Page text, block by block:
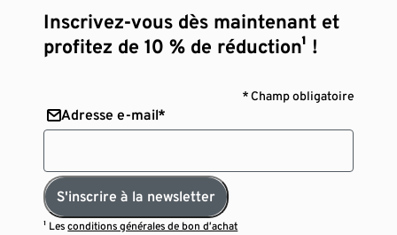
Inscrivez-vous dès maintenant et
profitez de 10 % de réduction¹ !
* Champ obligatoire
Adresse e-mail*
S'inscrire à la newsletter
¹ Lesconditions générales de bon d’achat